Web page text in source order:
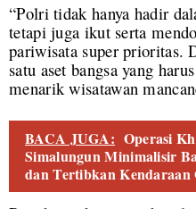
“Polri tidak hanya hadir
tetapi juga ikut serta
pariwisata super prioritas.
satu aset bangsa yang
menarik wisatawan
BACA JUGA: Operasi
Simalungun Minimalisir
dan Tertibkan Kendaraan